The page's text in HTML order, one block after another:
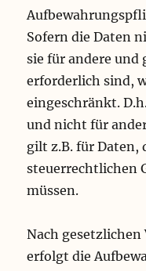
Sofern die Daten
sie für andere und
erforderlich sind,
eingeschränkt.
und nicht für
gilt z.B. für Daten,
steuerrechtlichen
müssen.
Nach
erfolgt die